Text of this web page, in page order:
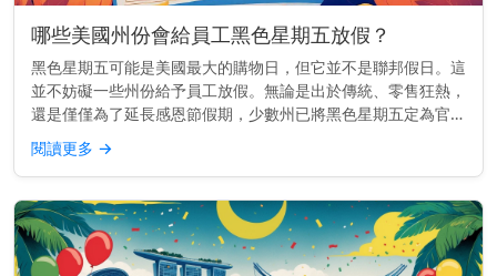
哪些美國州份會給員工黑色星期五放假？
黑色星期五可能是美國最大的購物日，但它並不是聯邦假日。這
並不妨礙一些州份給予員工放假。無論是出於傳統、零售狂熱，
還是僅僅為了延長感恩節假期，少數州已將黑色星期五定為官方
州假日，至少對公共部門的員工如此。 快速見解： 至少有25個
美國州份為部...
閱讀更多 →